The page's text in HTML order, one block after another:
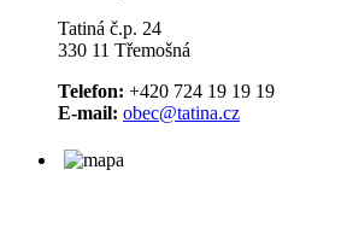
Tatiná č.p. 24
330 11 Třemošná
Telefon: +420 724 19 19 19
E-mail: obec@tatina.cz